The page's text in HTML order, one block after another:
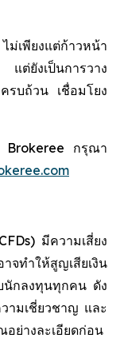
เพียงแต่ก้าวหน้า
ต่ยังเป็นการวาง
รบถ้วน เชื่อมโยง
Brokeree กรุณา
มีความเสี่ยง
จทำให้สูญเสียเงิน
นักลงทุนทุกคน ดัง
ามเชี่ยวชาญ และ
ย่างละเอียดก่อน